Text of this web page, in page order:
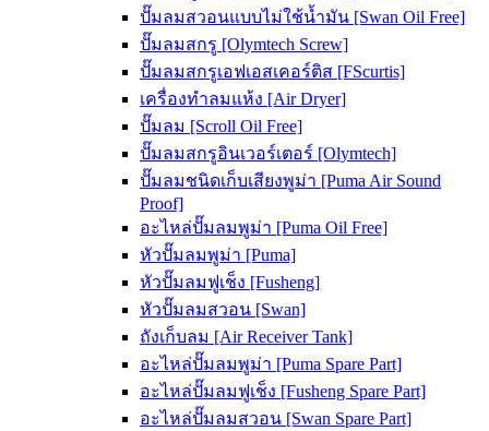
ปั๊มลมสวอนแบบไม่ใช้น้ำมัน [Swan Oil Free]
ปั๊มลมสกรู [Olymtech Screw]
ปั๊มลมสกรูเอฟเอสเคอร์ติส [FScurtis]
เครื่องทำลมแห้ง [Air Dryer]
ปั๊มลม [Scroll Oil Free]
ปั๊มลมสกรูอินเวอร์เตอร์ [Olymtech]
ปั๊มลมชนิดเก็บเสียงพูม่า [Puma Air Sound
Proof]
อะไหล่ปั๊มลมพูม่า [Puma Oil Free]
หัวปั๊มลมพูม่า [Puma]
หัวปั๊มลมฟูเช็ง [Fusheng]
หัวปั๊มลมสวอน [Swan]
ถังเก็บลม [Air Receiver Tank]
อะไหล่ปั๊มลมพูม่า [Puma Spare Part]
อะไหล่ปั๊มลมฟูเช็ง [Fusheng Spare Part]
อะไหล่ปั๊มลมสวอน [Swan Spare Part]